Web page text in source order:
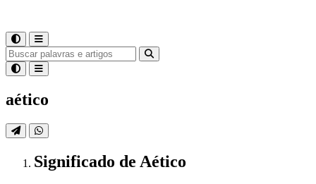
aético
Significado de Aético